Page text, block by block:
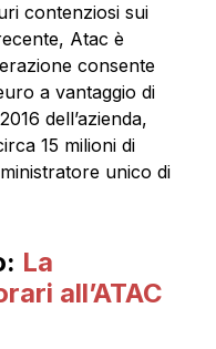
contenziosi sui
Atac è
consente
a vantaggio di
dell’azienda,
15 milioni di
unico di
La
all’ATAC